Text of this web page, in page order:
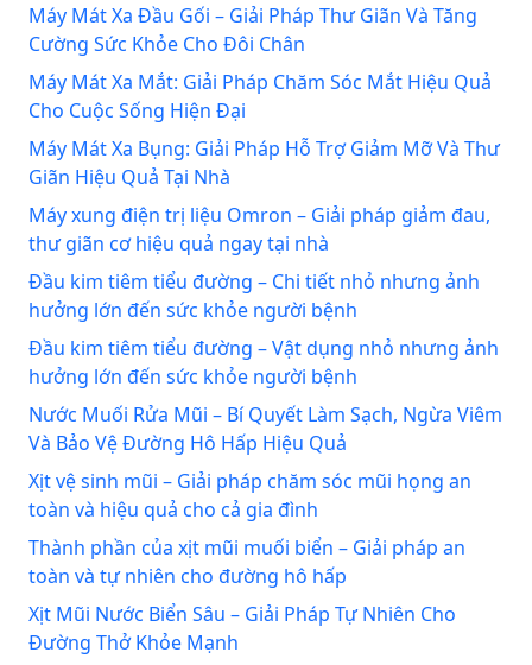
Máy Mát Xa Đầu Gối – Giải Pháp Thư Giãn Và Tăng
Cường Sức Khỏe Cho Đôi Chân
Máy Mát Xa Mắt: Giải Pháp Chăm Sóc Mắt Hiệu Quả
Cho Cuộc Sống Hiện Đại
Máy Mát Xa Bụng: Giải Pháp Hỗ Trợ Giảm Mỡ Và Thư
Giãn Hiệu Quả Tại Nhà
Máy xung điện trị liệu Omron – Giải pháp giảm đau,
thư giãn cơ hiệu quả ngay tại nhà
Đầu kim tiêm tiểu đường – Chi tiết nhỏ nhưng ảnh
hưởng lớn đến sức khỏe người bệnh
Đầu kim tiêm tiểu đường – Vật dụng nhỏ nhưng ảnh
hưởng lớn đến sức khỏe người bệnh
Nước Muối Rửa Mũi – Bí Quyết Làm Sạch, Ngừa Viêm
Và Bảo Vệ Đường Hô Hấp Hiệu Quả
Xịt vệ sinh mũi – Giải pháp chăm sóc mũi họng an
toàn và hiệu quả cho cả gia đình
Thành phần của xịt mũi muối biển – Giải pháp an
toàn và tự nhiên cho đường hô hấp
Xịt Mũi Nước Biển Sâu – Giải Pháp Tự Nhiên Cho
Đường Thở Khỏe Mạnh